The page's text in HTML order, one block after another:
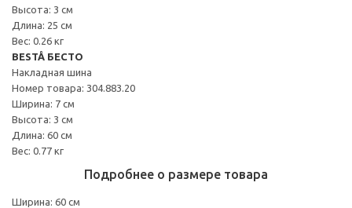
Высота: 3 см
Длина: 25 см
Вес: 0.26 кг
BESTÅ БЕСТО
Накладная шина
Номер товара: 304.883.20
Ширина: 7 см
Высота: 3 см
Длина: 60 см
Вес: 0.77 кг
Подробнее о размере товара
Ширина: 60 см